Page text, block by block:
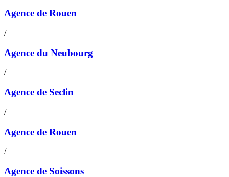
Agence de Rouen
/
Agence du Neubourg
/
Agence de Seclin
/
Agence de Rouen
/
Agence de Soissons